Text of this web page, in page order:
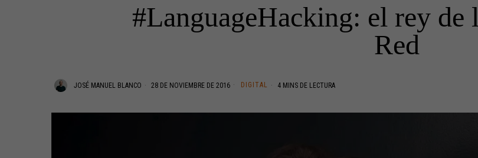
#LanguageHacking: el rey de
Red
JOSÉ MANUEL BLANCO 28 DE NOVIEMBRE DE 2016 DIGITAL 4 MINS DE LECTURA